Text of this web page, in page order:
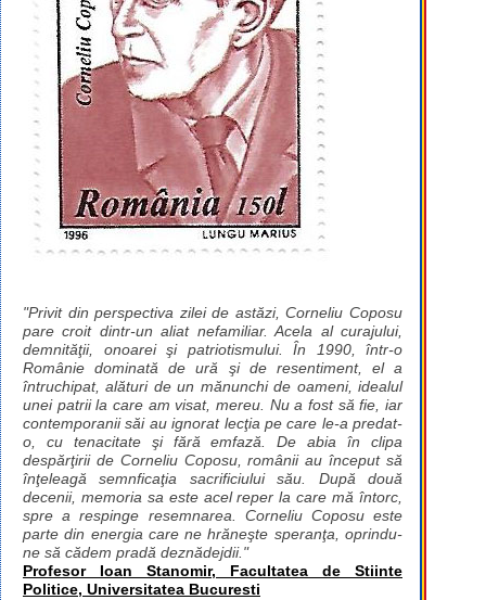
"Privit din perspectiva zilei de astăzi, Corneliu Coposu
pare croit dintr-un aliat nefamiliar. Acela al curajului,
demnităţii, onoarei şi patriotismului. În 1990, într-o
Românie dominată de ură şi de resentiment, el a
întruchipat, alături de un mănunchi de oameni, idealul
unei patrii la care am visat, mereu. Nu a fost să fie, iar
contemporanii săi au ignorat lecţia pe care le-a predat-
o, cu tenacitate şi fără emfază. De abia în clipa
despărţirii de Corneliu Coposu, românii au început să
înţeleagă semnficaţia sacrificiului său. După două
decenii, memoria sa este acel reper la care mă întorc,
spre a respinge resemnarea. Corneliu Coposu este
parte din energia care ne hrăneşte speranţa, oprindu-
ne să cădem pradă deznădejdii."
Profesor Ioan Stanomir, Facultatea de Stiinte
Politice, Universitatea Bucuresti